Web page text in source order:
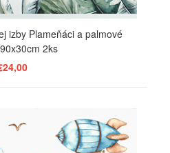
izby Plameňáci a palmové
2ks